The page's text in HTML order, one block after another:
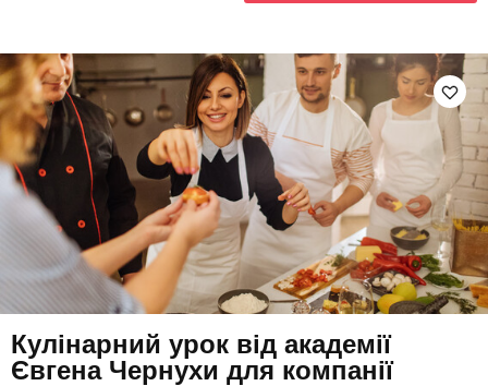
Кулінарний урок від академії
Євгена Чернухи для компанії